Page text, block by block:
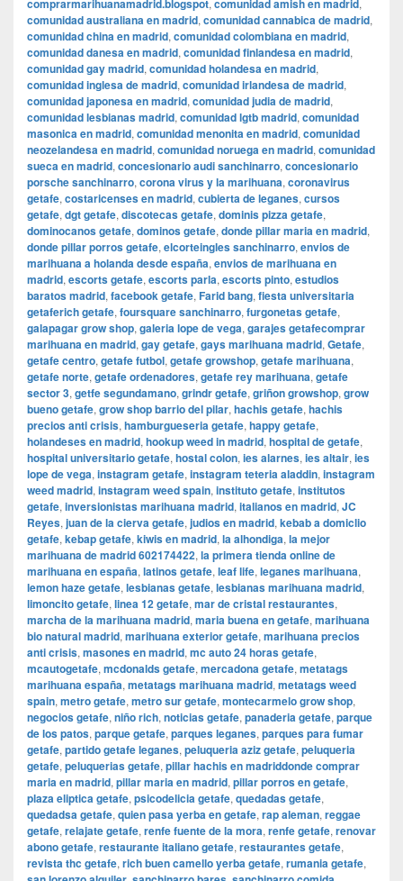
comprarmarihuanamadrid.blogspot, comunidad amish en madrid,
comunidad australiana en madrid, comunidad cannabica de madrid,
comunidad china en madrid, comunidad colombiana en madrid,
comunidad danesa en madrid, comunidad finlandesa en madrid,
comunidad gay madrid, comunidad holandesa en madrid,
comunidad inglesa de madrid, comunidad irlandesa de madrid,
comunidad japonesa en madrid, comunidad judia de madrid,
comunidad lesbianas madrid, comunidad lgtb madrid, comunidad
masonica en madrid, comunidad menonita en madrid, comunidad
neozelandesa en madrid, comunidad noruega en madrid, comunidad
sueca en madrid, concesionario audi sanchinarro, concesionario
porsche sanchinarro, corona virus y la marihuana, coronavirus
getafe, costaricenses en madrid, cubierta de leganes, cursos
getafe, dgt getafe, discotecas getafe, dominis pizza getafe,
dominocanos getafe, dominos getafe, donde pillar maria en madrid,
donde pillar porros getafe, elcorteingles sanchinarro, envios de
marihuana a holanda desde españa, envios de marihuana en
madrid, escorts getafe, escorts parla, escorts pinto, estudios
baratos madrid, facebook getafe, Farid bang, fiesta universitaria
getaferich getafe, foursquare sanchinarro, furgonetas getafe,
galapagar grow shop, galeria lope de vega, garajes getafecomprar
marihuana en madrid, gay getafe, gays marihuana madrid, Getafe,
getafe centro, getafe futbol, getafe growshop, getafe marihuana,
getafe norte, getafe ordenadores, getafe rey marihuana, getafe
sector 3, getfe segundamano, grindr getafe, griñon growshop, grow
bueno getafe, grow shop barrio del pilar, hachis getafe, hachis
precios anti crisis, hamburgueseria getafe, happy getafe,
holandeses en madrid, hookup weed in madrid, hospital de getafe,
hospital universitario getafe, hostal colon, ies alarnes, ies altair, ies
lope de vega, instagram getafe, instagram teteria aladdin, instagram
weed madrid, instagram weed spain, instituto getafe, institutos
getafe, inversionistas marihuana madrid, italianos en madrid, JC
Reyes, juan de la cierva getafe, judios en madrid, kebab a domiclio
getafe, kebap getafe, kiwis en madrid, la alhondiga, la mejor
marihuana de madrid 602174422, la primera tienda online de
marihuana en españa, latinos getafe, leaf life, leganes marihuana,
lemon haze getafe, lesbianas getafe, lesbianas marihuana madrid,
limoncito getafe, linea 12 getafe, mar de cristal restaurantes,
marcha de la marihuana madrid, maria buena en getafe, marihuana
bio natural madrid, marihuana exterior getafe, marihuana precios
anti crisis, masones en madrid, mc auto 24 horas getafe,
mcautogetafe, mcdonalds getafe, mercadona getafe, metatags
marihuana españa, metatags marihuana madrid, metatags weed
spain, metro getafe, metro sur getafe, montecarmelo grow shop,
negocios getafe, niño rich, noticias getafe, panaderia getafe, parque
de los patos, parque getafe, parques leganes, parques para fumar
getafe, partido getafe leganes, peluqueria aziz getafe, peluqueria
getafe, peluquerias getafe, pillar hachis en madriddonde comprar
maria en madrid, pillar maria en madrid, pillar porros en getafe,
plaza eliptica getafe, psicodelicia getafe, quedadas getafe,
quedadsa getafe, quien pasa yerba en getafe, rap aleman, reggae
getafe, relajate getafe, renfe fuente de la mora, renfe getafe, renovar
abono getafe, restaurante italiano getafe, restaurantes getafe,
revista thc getafe, rich buen camello yerba getafe, rumania getafe,